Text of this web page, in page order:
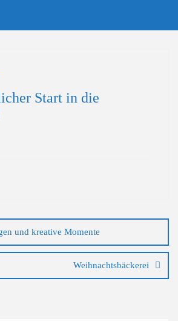
Start in die
und kreative Momente
Weihnachtsbäckerei